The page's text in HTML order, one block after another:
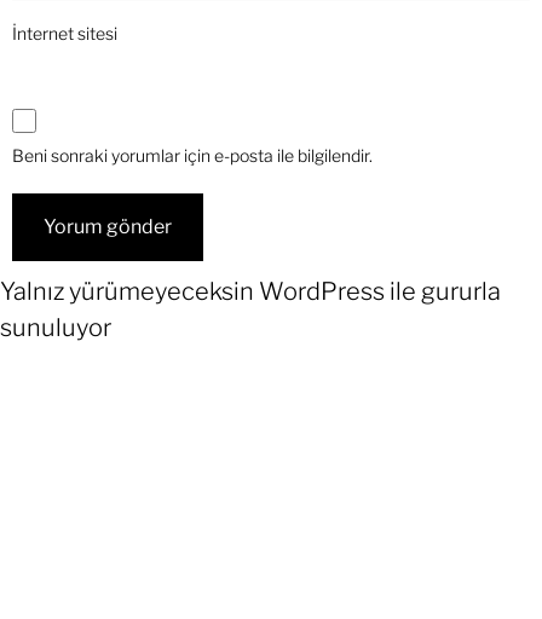
İnternet sitesi
Beni sonraki yorumlar için e-posta ile bilgilendir.
Yalnız yürümeyeceksin WordPress ile gururla
sunuluyor